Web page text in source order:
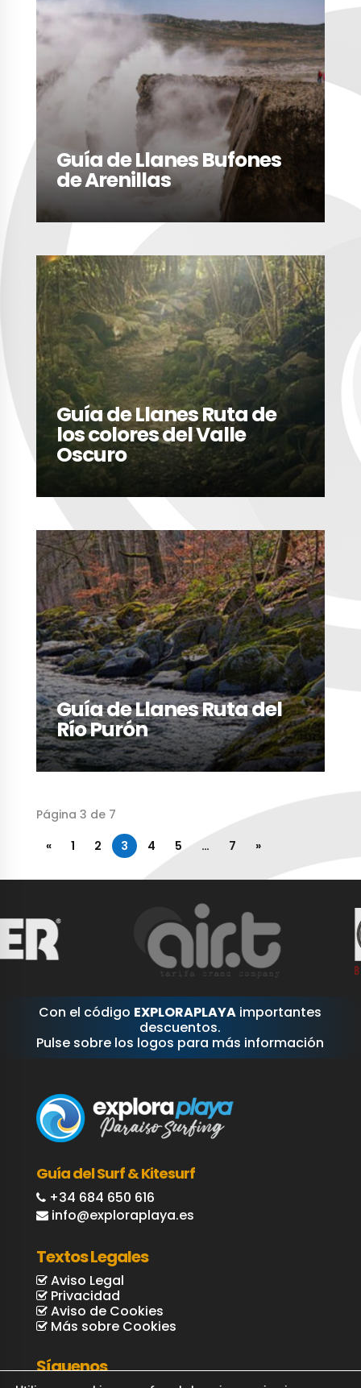
Guía de Llanes Bufones
de Arenillas
Guía de Llanes Ruta de
los colores del Valle
Oscuro
LEER MÁS
Guía de Llanes Ruta del
Río Purón
LEER MÁS
Página 3 de 7
«
1 2 3 4 5 … 7 »
Con el código EXPLORAPLAYA importantes
descuentos.
Pulse sobre los logos para más información
Guía del Surf & Kitesurf
+34 684 650 616
info@exploraplaya.es
Textos Legales
Aviso Legal
Privacidad
Aviso de Cookies
Más sobre Cookies
Síguenos